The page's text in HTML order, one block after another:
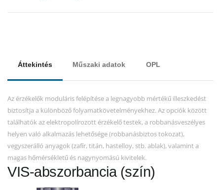
Áttekintés Műszaki adatok OPL
Az érzékelők moduláris felépítése a legnagyobb mértékű illeszkedést
biztosítja a különböző folyamatkövetelményekhez. Az opciók között
találhatók az elektropolírozott érzékelő testek, a robbanásveszélyes
helyen való alkalmazás lehetősége (robbanásbiztos tokozat),
vegyszerálló anyagok (zafír, titán, hastelloy, stb. ablak), valamint a
magas hőmérsékletű és nagynyomású kivitelek.
VIS-abszorbancia (szín)